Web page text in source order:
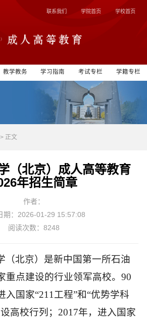
联系我们 学院首页 学校首页
教学教务 学习指南 考试专栏 学籍专栏
> 正文
（北京）成人高等教育
年招生简章
作者：
期：2026-01-29 15:57:08
阅读次数：8248
（北京）是新中国第一所石油
重点建设的行业领军高校。90
入国家“211工程”和“优势学科
高校行列； 2017年，进入国家